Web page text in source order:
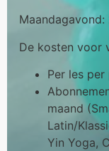
De kosten voor
Per les
maand
Latin/
Yin Yoga,